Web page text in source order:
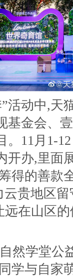
活动中,天
基金会、
。11月1-
开办,里面
得的善款
云贵地区
远在山区
然学堂公
学与自家